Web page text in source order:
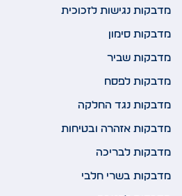
מדבקות נגישות לזכוכית
מדבקות סימון
מדבקות שביר
מדבקות לפסח
מדבקות נגד החלקה
מדבקות אזהרה ובטיחות
מדבקות לבריכה
מדבקות בשרי חלבי